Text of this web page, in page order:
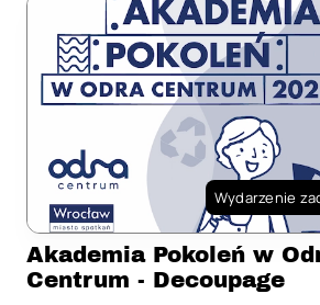
Wydarzenie
Akademia Pokoleń w
Centrum - Decoupage